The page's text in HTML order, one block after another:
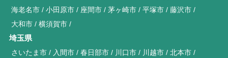
海老名市
小田原市 座間市 茅ヶ崎市 平塚市
藤沢市
大和市
横須賀市
埼玉県
さいたま市 入間市 春日部市 川口市 川越市
北本市